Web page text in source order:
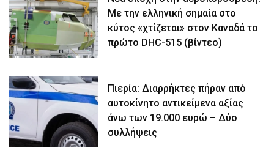
Με την ελληνική σημαία στο
κύτος «χτίζεται» στον Καναδά το
πρώτο DHC-515 (βίντεο)
Πιερία: Διαρρήκτες πήραν από
αυτοκίνητο αντικείμενα αξίας
άνω των 19.000 ευρώ – Δύο
συλλήψεις